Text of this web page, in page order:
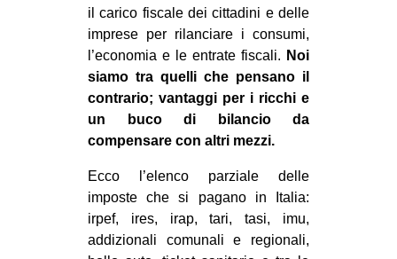
STUDENTI
CULTURE
ARTE
CINEMA
MANIFESTI
MUSICA
RECENSIONI
INTERNAZIONALE
il carico fiscale dei cittadini e delle
imprese per rilanciare i consumi,
l’economia e le entrate fiscali. Noi
siamo tra quelli che pensano il
contrario; vantaggi per i ricchi e
un buco di bilancio da
compensare con altri mezzi.
Ecco l’elenco parziale delle
imposte che si pagano in Italia:
irpef, ires, irap, tari, tasi, imu,
addizionali comunali e regionali,